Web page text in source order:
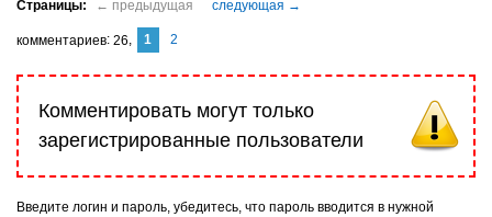
комментариев 26 1 2
Комментировать могут только
зарегистрированные пользователи
Введите логин и пароль, убедитесь, что пароль вводится в нужной